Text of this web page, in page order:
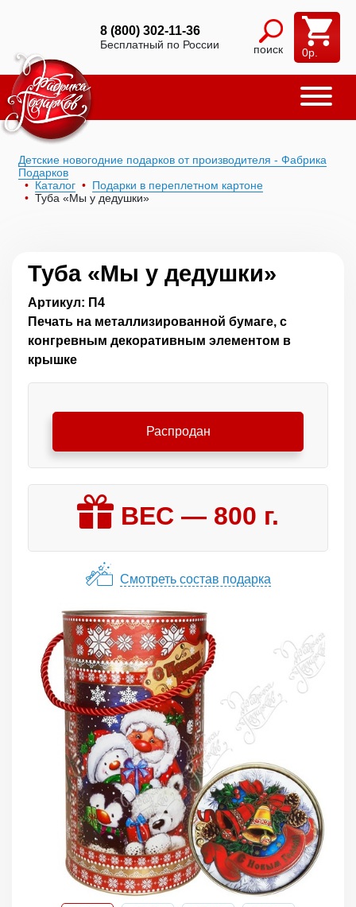
8 (800) 302-11-36
Бесплатный по России поиск 0р.
Детские новогодние подарков от производителя - Фабрика
Подарков
Каталог
Подарки в переплетном картоне
Туба «Мы у дедушки»
Туба «Мы у дедушки»
Артикул: П4
Печать на металлизированной бумаге, с
конгревным декоративным элементом в
крышке
Распродан
ВЕС — 800 г.
Смотреть состав подарка